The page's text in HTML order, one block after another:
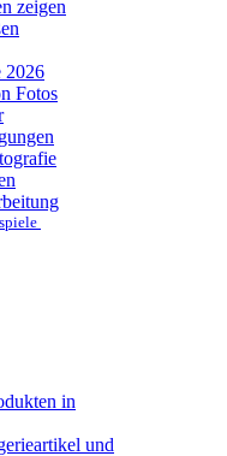
zeigen
2026
Fotos
in
und